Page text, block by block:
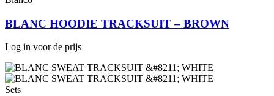
BLANC HOODIE TRACKSUIT – BROWN
Log in voor de prijs
Sets